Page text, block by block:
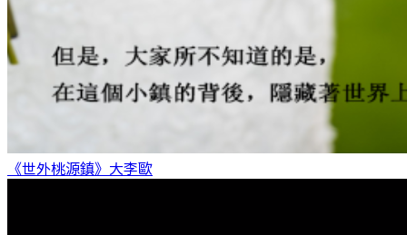
《世外桃源鎮》 大李歐